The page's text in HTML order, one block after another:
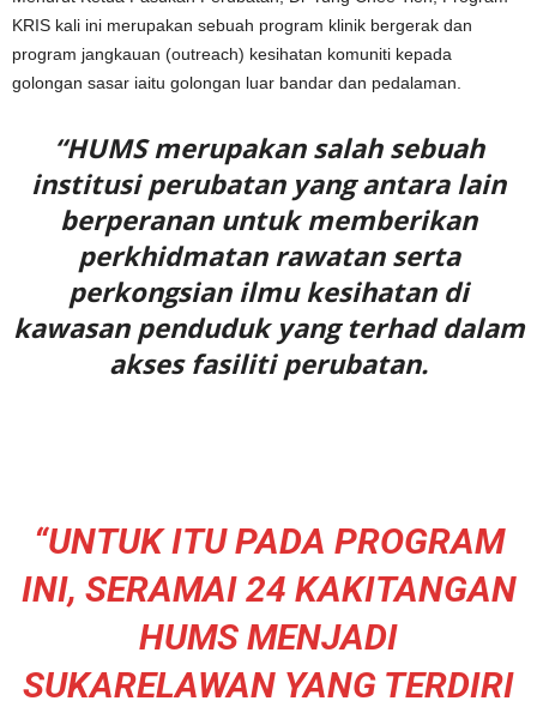
KRIS kali ini merupakan sebuah program klinik bergerak dan
program jangkauan (outreach) kesihatan komuniti kepada
golongan sasar iaitu golongan luar bandar dan pedalaman.
“HUMS merupakan salah sebuah
institusi perubatan yang antara lain
berperanan untuk memberikan
perkhidmatan rawatan serta
perkongsian ilmu kesihatan di
kawasan penduduk yang terhad dalam
akses fasiliti perubatan.
“UNTUK ITU PADA PROGRAM
INI, SERAMAI 24 KAKITANGAN
HUMS MENJADI
SUKARELAWAN YANG TERDIRI